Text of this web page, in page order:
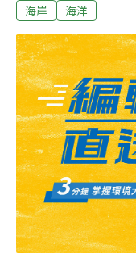
不嚴重，但初步已建
府所委託的研究單
關底質的含顆粒度
率，方向；海水水
海域生態，監測記
旗津海岸的變化，
海岸
海洋